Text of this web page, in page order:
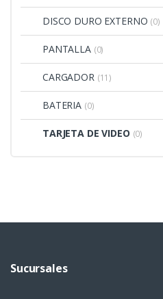
DISCO DURO EXTERNO (0)
PANTALLA (0)
CARGADOR (11)
BATERIA (0)
TARJETA DE VIDEO (0)
Sucursales